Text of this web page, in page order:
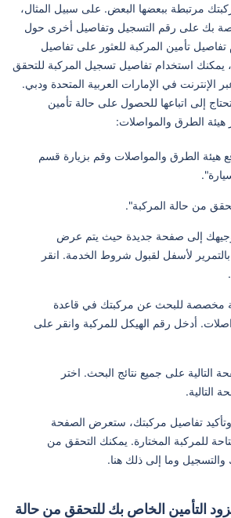
مرتبطة ببعضها البعض. على سبيل المثال،
بك على رقم التسجيل وتفاصيل أخرى حول
تأمين المركبة للعثور على تفاصيل
يمكنك استخدام تفاصيل تسجيل المركبة للتحقق
الإنترنت في الإمارات العربية المتحدة ودبي.
إلى اتباعها للحصول على حالة تأمين
هيئة الطرق والمواصلات:
هيئة الطرق والمواصلات وقم بزيارة قسم
من حالة المركبة".
إلى صفحة جديدة حيث يتم عرض
لأسفل لقبول شروط الخدمة. انقر
مخصصة للبحث عن مركبتك في قاعدة
أدخل رقم الهيكل للمركبة وانقر على
التالية على جميع نتائج البحث. اختر
التالية.
وتأكيد تفاصيل مركبتك، ستعرض الصفحة
للمركبة المختارة. يمكنك التحقق من
والتسجيل وما إلى ذلك هنا.
التأمين الخاص بك للتحقق من حالة